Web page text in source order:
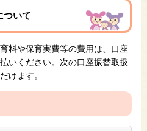
ついて
料や保育実費等の費用は、​口座
いください。次の口座振替取扱
けます。